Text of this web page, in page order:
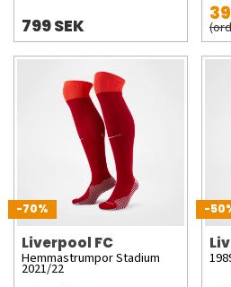
799 SEK
-70%
Liverpool FC
Hemmastrumpor Stadium
2021/22
-